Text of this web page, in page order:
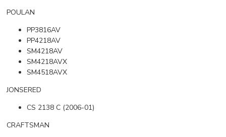
POULAN
PP3816AV
PP4218AV
SM4218AV
SM4218AVX
SM4518AVX
JONSERED
CS 2138 C (2006-01)
CRAFTSMAN